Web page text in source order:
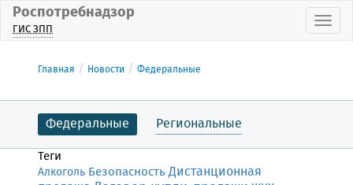
Роспотребнадзор
ГИС ЗПП
Главная Новости Федеральные
Федеральные Региональные
Теги
Алкоголь БезопасностьДистанционная